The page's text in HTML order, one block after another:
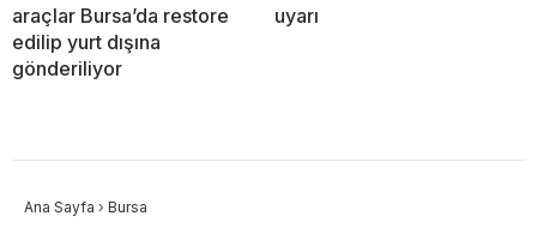
araçlar Bursa’da restore
edilip yurt dışına
gönderiliyor
uyarı
Ana Sayfa › Bursa